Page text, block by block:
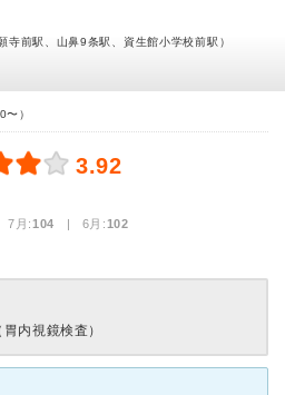
前駅、山鼻9条駅、資生館小学校前駅）
）
3.92
7月:104 | 6月:102
内視鏡検査）